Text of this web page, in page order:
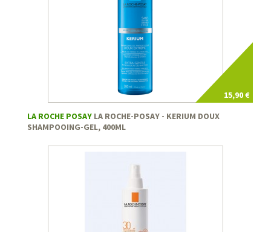
15,90 €
LA ROCHE POSAY LA ROCHE-POSAY - KERIUM DOUX
SHAMPOOING-GEL, 400ML